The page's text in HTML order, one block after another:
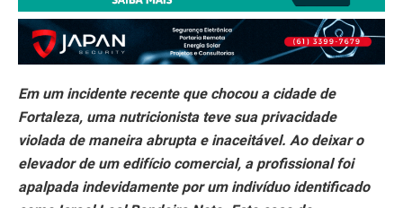
Em um incidente recente que chocou a cidade de
Fortaleza, uma nutricionista teve sua privacidade
violada de maneira abrupta e inaceitável. Ao deixar o
elevador de um edifício comercial, a profissional foi
apalpada indevidamente por um indivíduo identificado